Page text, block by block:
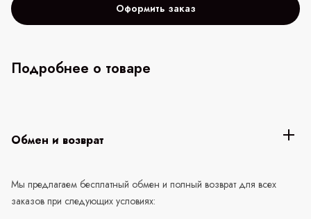
Оформить заказ
Подробнее о товаре
Обмен и возврат
Мы предлагаем бесплатный обмен и полный возврат для всех
заказов при следующих условиях: